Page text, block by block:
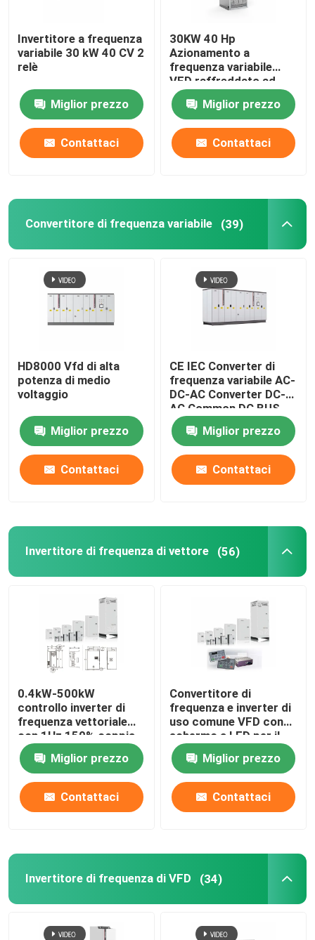
inverter ibrido solare
Invertitore a frequenza
variabile 30 kW 40 CV 2
relè
Miglior prezzo
Contattaci
30KW 40 Hp
Azionamento a
frequenza variabile
VFD raffreddato ad
aria o liquido con
tensione di uscita 0-
1000V
Miglior prezzo
Contattaci
Convertitore di frequenza variabile (39)
HD8000 Vfd di alta
potenza di medio
voltaggio
Miglior prezzo
Contattaci
CE IEC Converter di
frequenza variabile AC-
DC-AC Converter DC-
AC Common DC BUS
Formulti Axis Motor
Drive Miglior prezzo
Contattaci
Invertitore di frequenza di vettore (56)
0.4kW-500kW
controllo inverter di
frequenza vettoriale
con 1Hz 150% coppia
di avvio 1000m
funzionamento in
altitudine nominale
Miglior prezzo
Contattaci
Convertitore di
frequenza e inverter di
uso comune VFD con
schermo a LED per il
pompaggio nei
giacimenti petroliferi
Miglior prezzo
Contattaci
Invertitore di frequenza di VFD (34)